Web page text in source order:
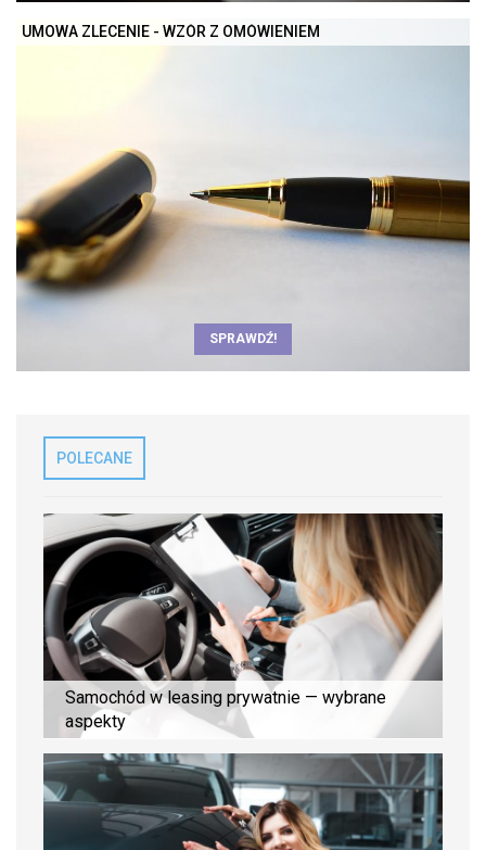
UMOWA ZLECENIE - WZÓR Z OMÓWIENIEM
SPRAWDŹ!
POLECANE
Samochód w leasing prywatnie — wybrane
aspekty